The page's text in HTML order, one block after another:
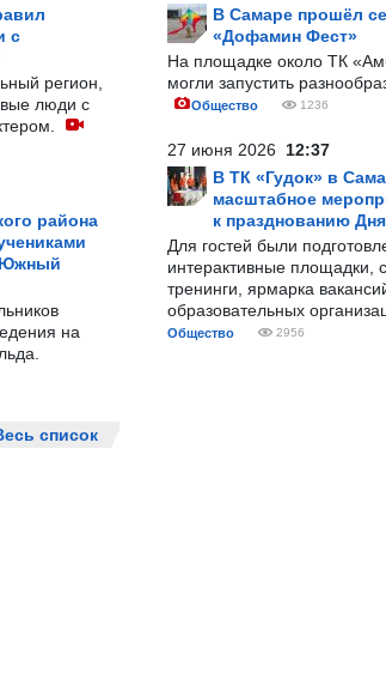
с
регион,
люди с
района
на
список
В Самаре прошёл
«Дофамин Фест»
На площадке около ТК
могли запустить
Общество 1236
27 июня 2026 12:37
В ТК «Гудок» в
масштабное
к празднованию
Для гостей были
интерактивные площадки,
тренинги, ярмарка
образовательных
Общество 2956